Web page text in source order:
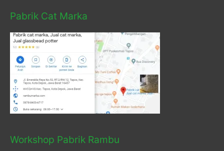
Pabrik Cat Marka
Workshop Pabrik Rambu